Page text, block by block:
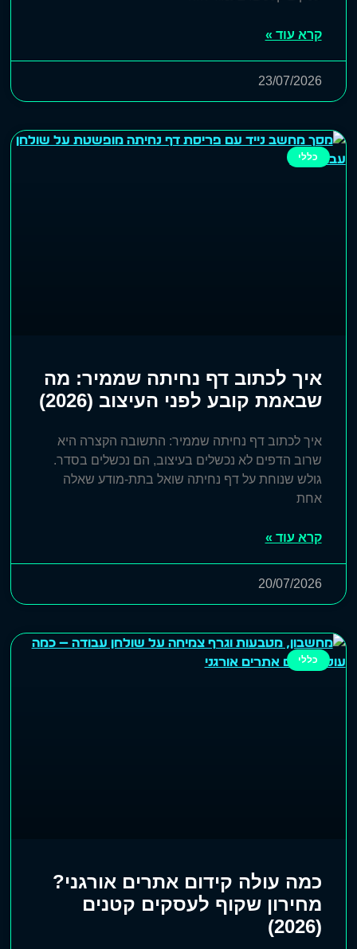
קרא עוד »
23/07/2026
כללי
איך לכתוב דף נחיתה שממיר: מה
שבאמת קובע לפני העיצוב (2026)
איך לכתוב דף נחיתה שממיר: התשובה הקצרה היא
שרוב הדפים לא נכשלים בעיצוב, הם נכשלים בסדר.
גולש שנוחת על דף נחיתה שואל בתת-מודע שאלה
אחת
קרא עוד »
20/07/2026
כללי
כמה עולה קידום אתרים אורגני?
מחירון שקוף לעסקים קטנים
(2026)